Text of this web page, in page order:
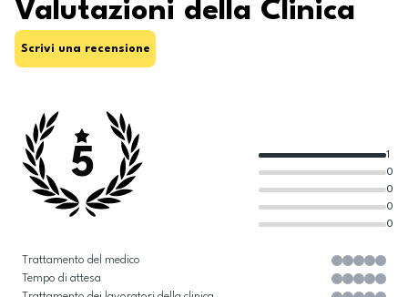
Valutazioni della Clinica
Scrivi una recensione
5
0
0
0
0
1
Trattamento del medico
Tempo di attesa